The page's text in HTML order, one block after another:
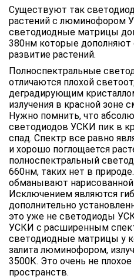
Существуют так
растений с люминофором
светодиодные матрицы
380нм которые дополняют
развитие растений.
Полноспектральные
отличаются плохой
деградирующим
излучения в красной зоне
Нужно помнить, что
светодиодов УСКИ пик в
спад. Спектр все равно
и хорошо поглощается
полноспектральный
660нм, таких нет в
обманывают
Исключением являются
дополнительно
это уже не светодиоды
УСКИ с расширенным
светодиодные матрицы у
залита люминофором,
3500К. Это очень не
пространств.